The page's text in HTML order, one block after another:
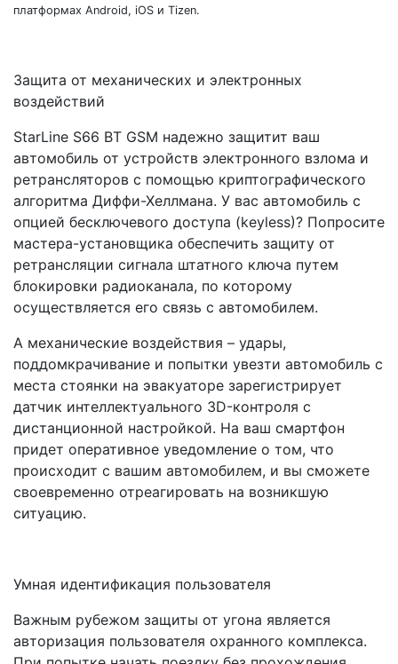
платформах Android, iOS и Tizen.
Защита от механических и электронных
воздействий
StarLine S66 BT GSM надежно защитит ваш
автомобиль от устройств электронного взлома и
ретрансляторов с помощью криптографического
алгоритма Диффи-Хеллмана. У вас автомобиль с
опцией бесключевого доступа (keyless)? Попросите
мастера-установщика обеспечить защиту от
ретрансляции сигнала штатного ключа путем
блокировки радиоканала, по которому
осуществляется его связь с автомобилем.
А механические воздействия – удары,
поддомкрачивание и попытки увезти автомобиль с
места стоянки на эвакуаторе зарегистрирует
датчик интеллектуального 3D-контроля с
дистанционной настройкой. На ваш смартфон
придет оперативное уведомление о том, что
происходит с вашим автомобилем, и вы сможете
своевременно отреагировать на возникшую
ситуацию.
Умная идентификация пользователя
Важным рубежом защиты от угона является
авторизация пользователя охранного комплекса.